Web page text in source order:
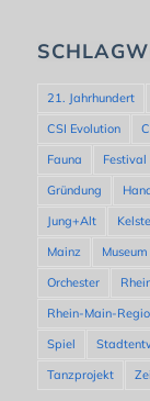
21. Jahrhundert
CSI Evolution
Fauna
Festival
Gründung
Jung+Alt
Mainz
Museum
Orchester
Rhein-Main-
Spiel
Tanzprojekt